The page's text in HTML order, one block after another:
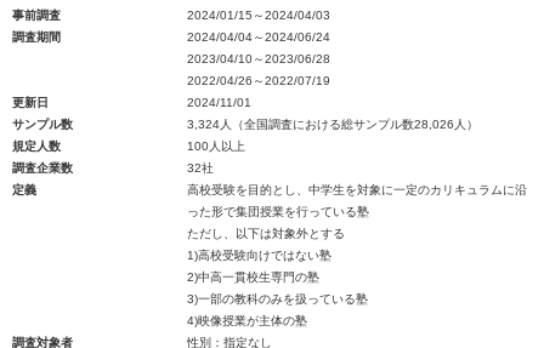
事前調査
2024/01/15～2024/04/03
調査期間
2024/04/04～2024/06/24
2023/04/10～2023/06/28
2022/04/26～2022/07/19
更新日
2024/11/01
サンプル数
3,324人（全国調査における総サンプル数28,026人）
規定人数
100人以上
調査企業数
32社
定義
高校受験を目的とし、中学生を対象に一定のカリキュラムに沿
った形で集団授業を行っている塾
ただし、以下は対象外とする
1)高校受験向けではない塾
2)中高一貫校生専門の塾
3)一部の教科のみを扱っている塾
4)映像授業が主体の塾
調査対象者
性別：指定なし